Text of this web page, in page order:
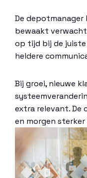
De
bewaakt
op tijd bij de
heldere
Bij groei, nieuwe
extra relevant. De
en morgen sterker